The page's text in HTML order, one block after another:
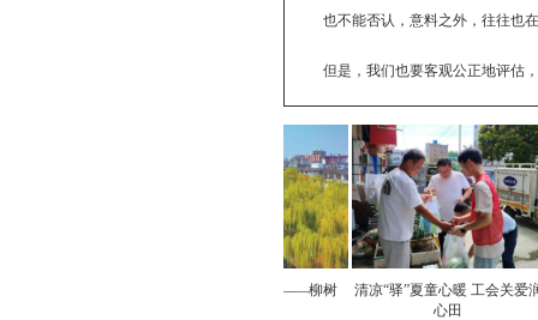
也不能否认，意料之外，往往也
但是，我们也要客观公正地评估
如果我们梳理从今年春节开始的
稍息和松懈。
但所有这些，疫情和病毒是不会
淮南在全省范围16个市中，按照
目。究竟这张严密的防控网，是怎么
立秋与淮南“树代”——柳树
清凉“驿”夏童心暖 工会关爱润
心田